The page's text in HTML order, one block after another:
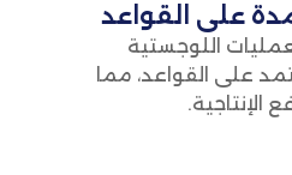
على القواعد
اللوجستية
على القواعد، مما
الإنتاجية.